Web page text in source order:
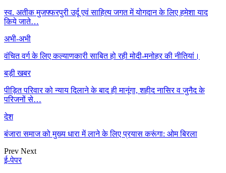
स्व. अतीक मुजफ्फरपुरी उर्दू एवं साहित्य जगत में योगदान के लिए हमेशा याद
किये जाते…
अभी-अभी
वंचित वर्ग के लिए कल्याणकारी साबित हो रही मोदी-मनोहर की नीतियां।
बड़ी खबर
पीड़ित परिवार को न्याय दिलाने के बाद ही मानूंगा, शहीद नासिर व जुनैद के
परिजनों से…
देश
बंजारा समाज को मुख्य धारा में लाने के लिए प्रयास करूंगा: ओम बिरला
Prev Next
ई-पेपर